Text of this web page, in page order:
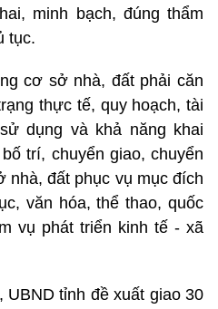
minh bạch, đúng thẩm
tục.
cơ sở nhà, đất phải căn
thực tế, quy hoạch, tài
dụng và khả năng khai
trí, chuyển giao, chuyển
nhà, đất phục vụ mục đích
văn hóa, thể thao, quốc
vụ phát triển kinh tế - xã
tỉnh đề xuất giao 30